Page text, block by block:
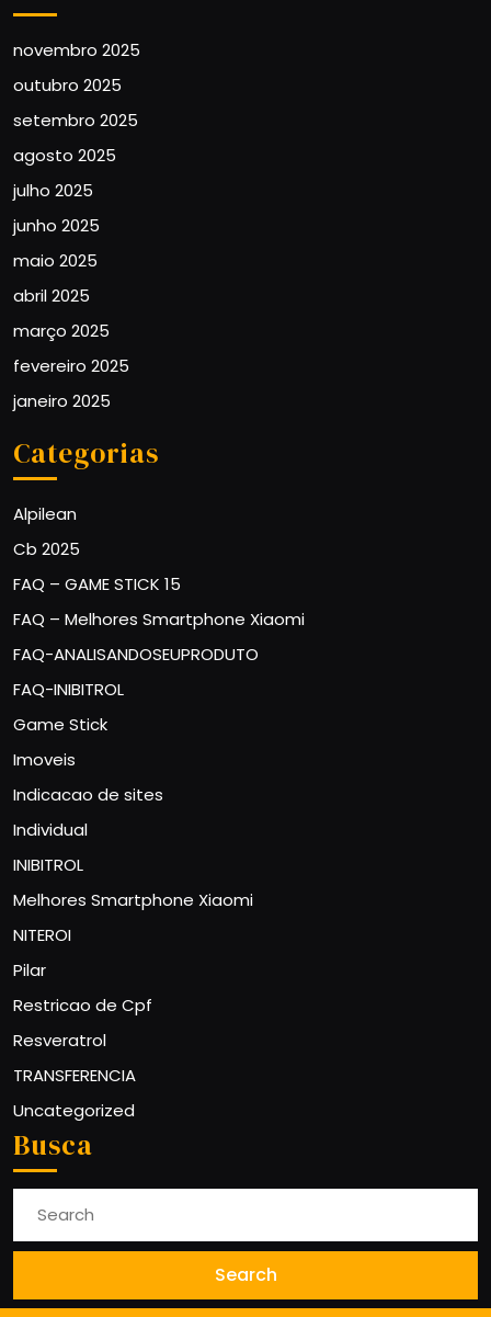
novembro 2025
outubro 2025
setembro 2025
agosto 2025
julho 2025
junho 2025
maio 2025
abril 2025
março 2025
fevereiro 2025
janeiro 2025
Categorias
Alpilean
Cb 2025
FAQ – GAME STICK 15
FAQ – Melhores Smartphone Xiaomi
FAQ-ANALISANDOSEUPRODUTO
FAQ-INIBITROL
Game Stick
Imoveis
Indicacao de sites
Individual
INIBITROL
Melhores Smartphone Xiaomi
NITEROI
Pilar
Restricao de Cpf
Resveratrol
TRANSFERENCIA
Uncategorized
Busca
for: